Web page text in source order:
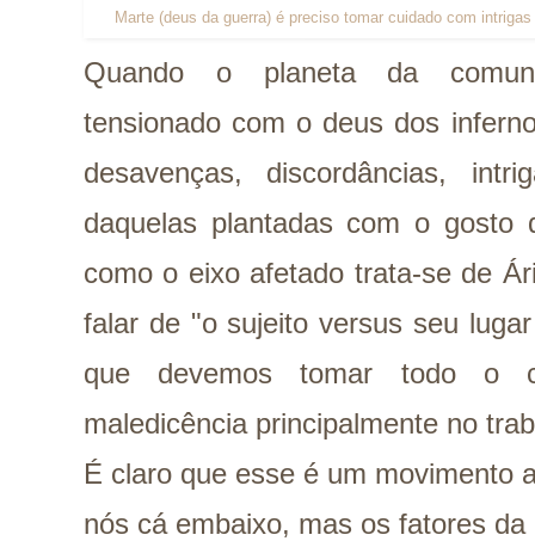
Marte (deus da guerra) é preciso tomar cuidado com
Quando o planeta da
tensionado com o deus dos
desavenças, discordâncias,
daquelas plantadas com o
como o eixo afetado trata-se de
falar de "o sujeito versus seu
que devemos tomar todo o
maledicência principalmente no
É claro que esse é um movimento
nós cá embaixo, mas os fatores